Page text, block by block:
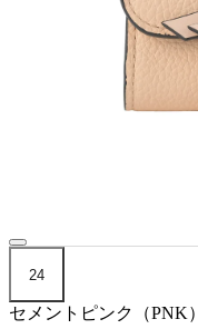
24
セメントピンク（PNK）